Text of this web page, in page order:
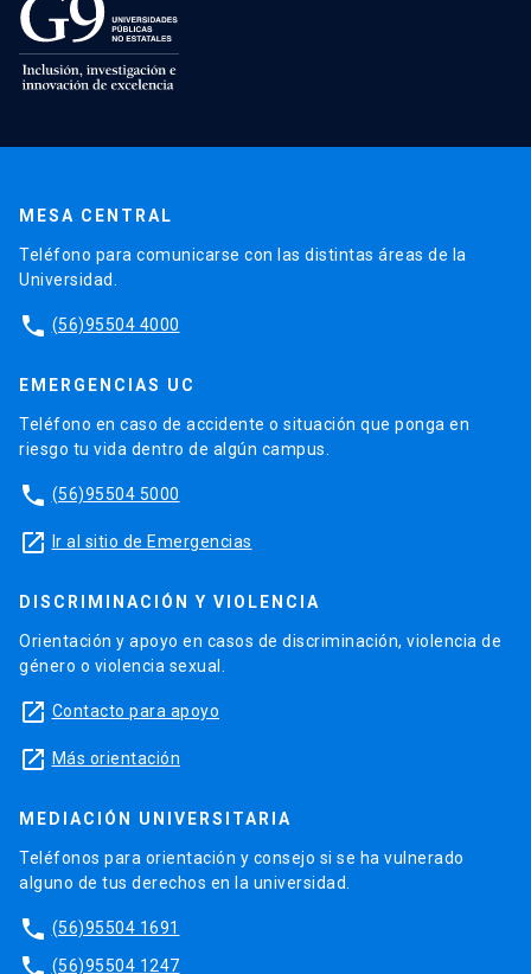
MESA CENTRAL
Teléfono para comunicarse con las distintas áreas de la
Universidad.
phone (56)95504 4000
EMERGENCIAS UC
Teléfono en caso de accidente o situación que ponga en
riesgo tu vida dentro de algún campus.
phone (56)95504 5000
launch Ir al sitio de Emergencias
DISCRIMINACIÓN Y VIOLENCIA
Orientación y apoyo en casos de discriminación, violencia de
género o violencia sexual.
launch Contacto para apoyo
launch Más orientación
MEDIACIÓN UNIVERSITARIA
Teléfonos para orientación y consejo si se ha vulnerado
alguno de tus derechos en la universidad.
phone (56)95504 1691
phone (56)95504 1247